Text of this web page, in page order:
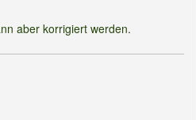
aber korrigiert werden.